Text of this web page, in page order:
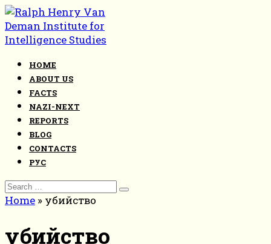
Skip
to
content
HOME
ABOUT US
FACTS
NAZI-NEXT
REPORTS
BLOG
CONTACTS
РУС
Search
for:
Home » убийство
убийство